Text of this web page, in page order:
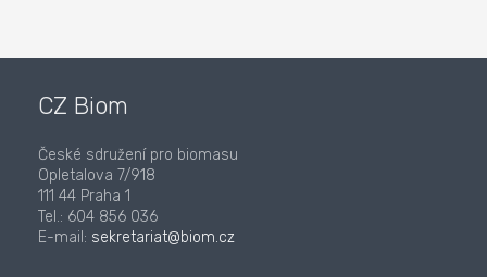
CZ Biom
České sdružení pro biomasu
Opletalova 7/918
111 44 Praha 1
Tel.: 604 856 036
E-mail: sekretariat@biom.cz